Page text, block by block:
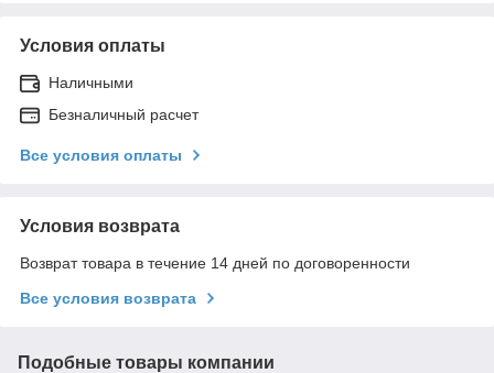
Условия оплаты
Наличными
Безналичный расчет
Все условия оплаты
Условия возврата
Возврат товара в течение 14 дней по договоренности
Все условия возврата
Подобные товары компании